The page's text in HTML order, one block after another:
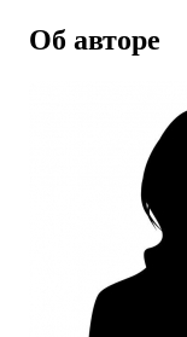
Об авторе